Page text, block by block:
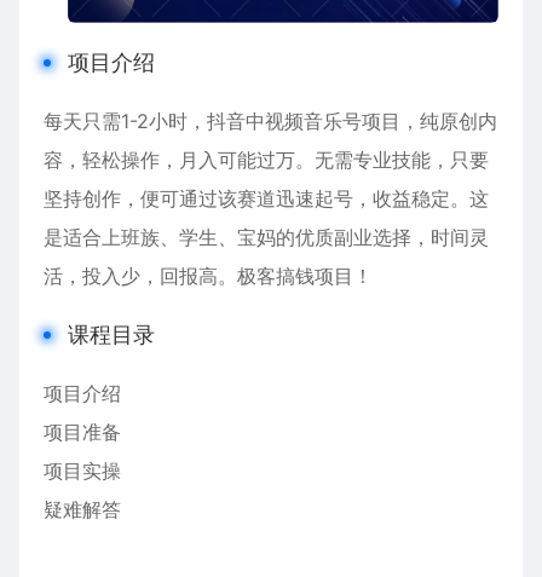
项目介绍
每天只需1-2小时，抖音中视频音乐号项目，纯原创内
容，轻松操作，月入可能过万。无需专业技能，只要
坚持创作，便可通过该赛道迅速起号，收益稳定。这
是适合上班族、学生、宝妈的优质副业选择，时间灵
活，投入少，回报高。极客搞钱项目！
课程目录
项目介绍
项目准备
项目实操
疑难解答